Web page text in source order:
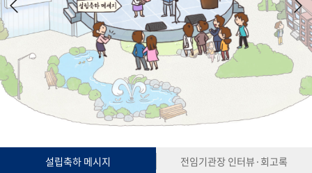
사진 아카이브 문서 기록물 행정박물 영상 기록물
50+1 주년 기념
성과 50선 숫자로 보는 50년 50
주년 광장
세계와 함께 한 KIHASA
VR 역사관
설립축하 메시지
전임기관장 인터뷰·회고록